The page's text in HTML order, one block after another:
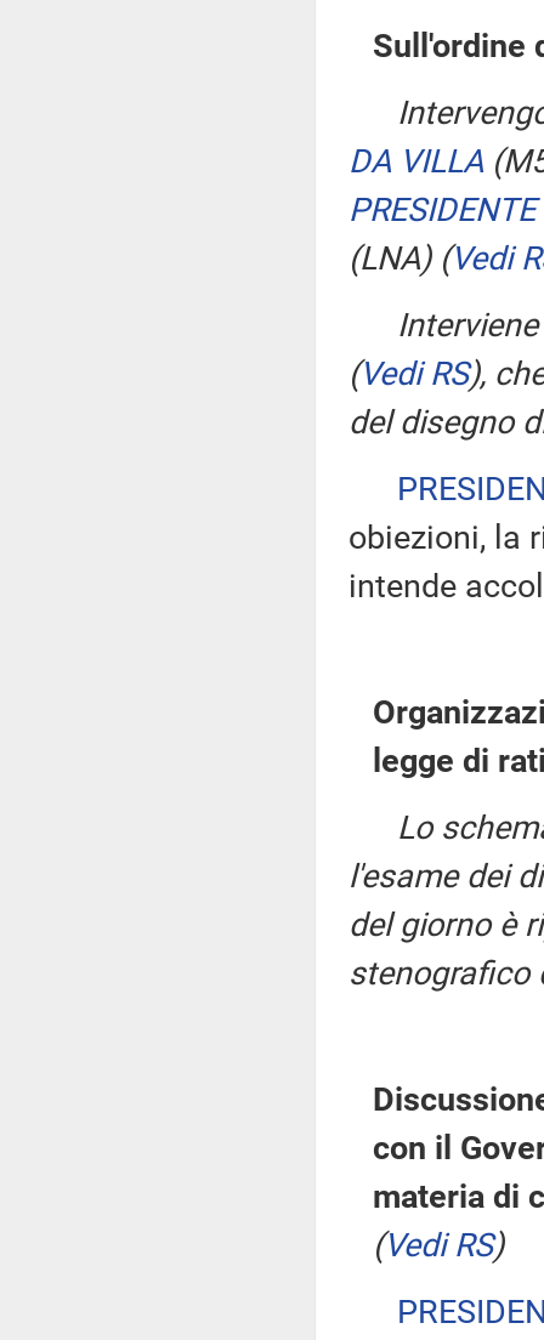
Sull'ordine
DA VILLA
PRESIDENTE
(LNA) (Vedi
(Vedi RS),
del disegno
obiezioni, la
intende
legge di
Lo
l'esame dei
del giorno è
stenografico
con il
materia di
(Vedi RS)